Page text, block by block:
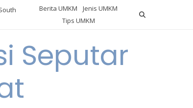
Berita UMKM
Jenis UMKM
Tips UMKM
Seputar